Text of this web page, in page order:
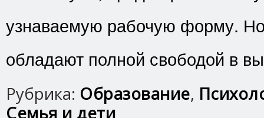
узнаваемую рабочую форму.
обладают полной свободой в
Рубрика: Образование,
Семья и дети